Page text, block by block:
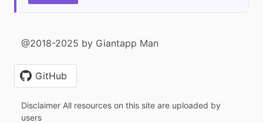
@2018-2025 by Giantapp Man
GitHub
Disclaimer All resources on this site are uploaded by
users